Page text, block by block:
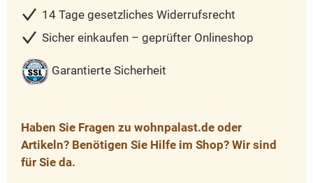
14 Tage gesetzliches Widerrufsrecht
Sicher einkaufen – geprüfter Onlineshop
Garantierte Sicherheit
Haben Sie Fragen zu wohnpalast.de oder
Artikeln? Benötigen Sie Hilfe im Shop? Wir sind
für Sie da.